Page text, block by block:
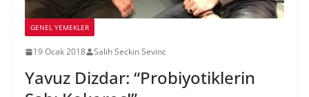
GENEL YEMEKLER
19 Ocak 2018 Salih Seckin Sevinc
Yavuz Dizdar: “Probiyotiklerin